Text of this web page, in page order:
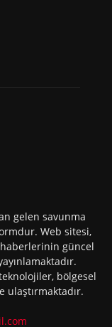
gelen savunma
Web sitesi,
güncel
bölgesel
ulaştırmaktadır.